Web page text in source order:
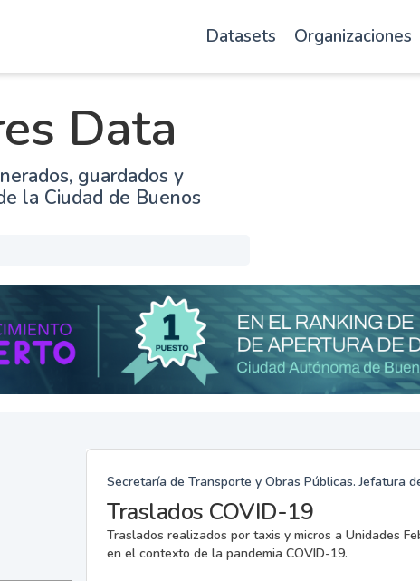
Datasets Organizaciones
Data
guardados y
la Ciudad de Buenos
Secretaría de Transporte y Obras Públicas. Jefatura
Traslados COVID-19
Traslados realizados por taxis y micros a Unidades
en el contexto de la pandemia COVID-19.